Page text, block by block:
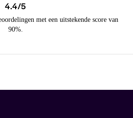
4.4/5
met een uitstekende score van
90%.